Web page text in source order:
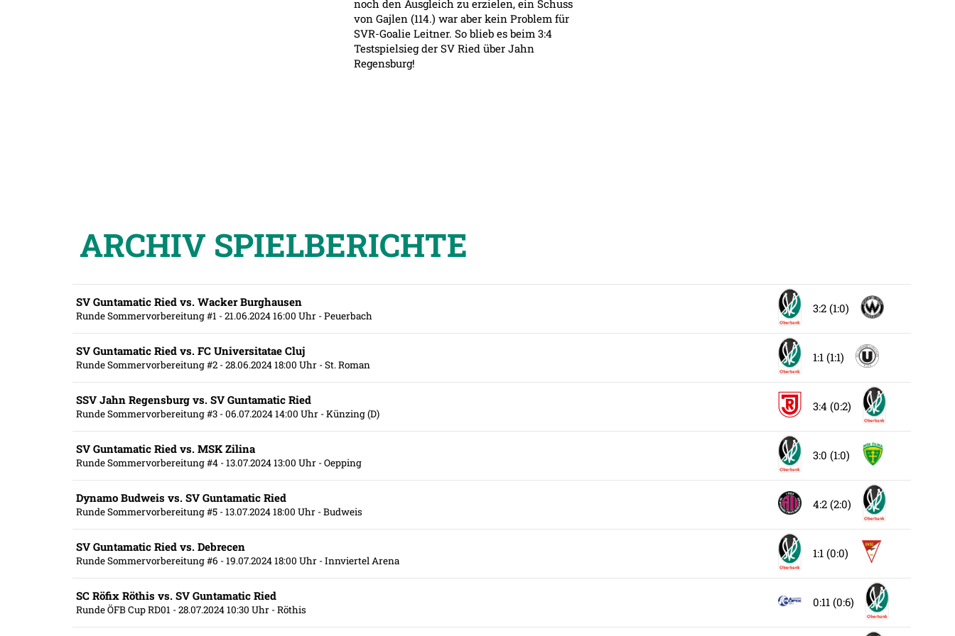
noch den Ausgleich zu erzielen, ein Schuss
von Gajlen (114.) war aber kein Problem für
SVR-Goalie Leitner. So blieb es beim 3:4
Testspielsieg der SV Ried über Jahn
Regensburg!
ARCHIV SPIELBERICHTE
SV Guntamatic Ried vs. Wacker Burghausen
Runde Sommervorbereitung #1 - 21.06.2024 16:00 Uhr - Peuerbach
3:2 (1:0)
SV Guntamatic Ried vs. FC Universitatae Cluj
Runde Sommervorbereitung #2 - 28.06.2024 18:00 Uhr - St. Roman
1:1 (1:1)
SSV Jahn Regensburg vs. SV Guntamatic Ried
Runde Sommervorbereitung #3 - 06.07.2024 14:00 Uhr - Künzing (D)
3:4 (0:2)
SV Guntamatic Ried vs. MSK Zilina
Runde Sommervorbereitung #4 - 13.07.2024 13:00 Uhr - Oepping
3:0 (1:0)
Dynamo Budweis vs. SV Guntamatic Ried
Runde Sommervorbereitung #5 - 13.07.2024 18:00 Uhr - Budweis
4:2 (2:0)
SV Guntamatic Ried vs. Debrecen
Runde Sommervorbereitung #6 - 19.07.2024 18:00 Uhr - Innviertel Arena
1:1 (0:0)
SC Röfix Röthis vs. SV Guntamatic Ried
Runde ÖFB Cup RD01 - 28.07.2024 10:30 Uhr - Röthis
0:11 (0:6)